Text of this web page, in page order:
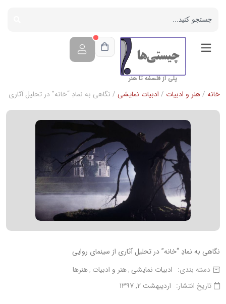
پلی از فلسفه تا هنر
خانه /هنر و ادبیات / ادبیات نمایشی / نگاهی به نمادِ “خانه” در تحلیل آثاری
نگاهی به نمادِ “خانه” در تحلیل آثاری از سینمای روایی
دسته بندی: ادبیات نمایشی هنر و ادبیات هنرها
تاریخ انتشار: اردیبهشت ۲, ۱۳۹۷